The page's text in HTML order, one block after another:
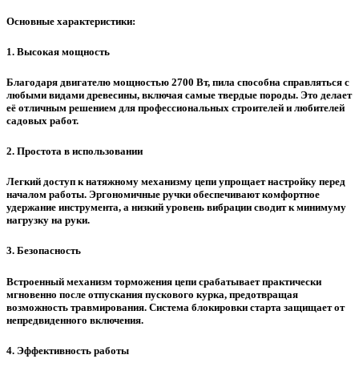
Основные характеристики:
1. Высокая мощность
Благодаря двигателю мощностью 2700 Вт, пила способна справляться с
любыми видами древесины, включая самые твердые породы. Это делает
её отличным решением для профессиональных строителей и любителей
садовых работ.
2. Простота в использовании
Легкий доступ к натяжному механизму цепи упрощает настройку перед
началом работы. Эргономичные ручки обеспечивают комфортное
удержание инструмента, а низкий уровень вибрации сводит к минимуму
нагрузку на руки.
3. Безопасность
Встроенный механизм торможения цепи срабатывает практически
мгновенно после отпускания пускового курка, предотвращая
возможность травмирования. Система блокировки старта защищает от
непредвиденного включения.
4. Эффективность работы